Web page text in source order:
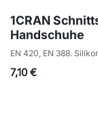
1CRAN
Handschuhe
EN 420, EN 388.
7,10€